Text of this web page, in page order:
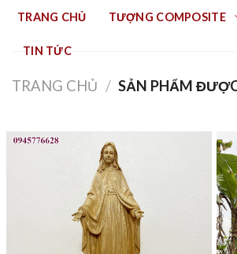
Skip
content
TRANG CHỦ TƯỢNG COMPOSITE
TIN TỨC
TRANG CHỦ / SẢN PHẨM